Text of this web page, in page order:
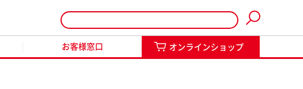
お客様窓口 オンラインショップ
オンラインショップ